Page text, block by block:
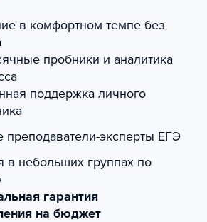
в комфортном темпе без
пробники и аналитика
поддержка личного
эксперты ЕГЭ
в небольших группах по
гарантия
на бюджет